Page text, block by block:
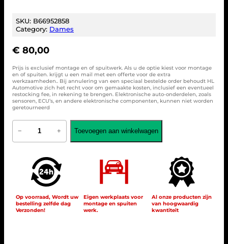
SKU: B66952858
Category: Dames
€ 80,00
Prijs is exclusief montage en of spuitwerk. Als u de optie kiest voor montage
en of spuiten. krijgt u een mail met een offerte voor de extra
werkzaamheden.. Bij annulering van een speciaal bestelde order behoudt HL
Automotive zich het recht voor om gemaakte kosten, inclusief een eventueel
restocking fee, in rekening te brengen. Elektronische auto-onderdelen, zoals
sensoren, ECU’s, en andere elektronische componenten, kunnen niet worden
geretourneerd
A
m
− + Toevoegen aan winkelwagen
Op voorraad, Wordt uw
bestelling zelfde dag
Verzonden!
Eigen werkplaats voor
montage en spuiten
werk.
Al onze producten zijn
van hoogwaardig
kwantiteit